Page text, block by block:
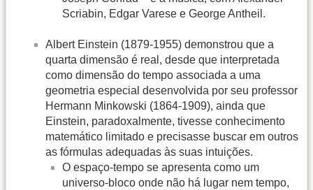
Scriabin, Edgar Varese e George Antheil.
Albert Einstein (1879-1955) demonstrou que a
quarta dimensão é real, desde que interpretada
como dimensão do tempo associada a uma
geometria especial desenvolvida por seu professor
Hermann Minkowski (1864-1909), ainda que
Einstein, paradoxalmente, tivesse conhecimento
matemático limitado e precisasse buscar em outros
as fórmulas adequadas às suas intuições.
O espaço-tempo se apresenta como um
universo-bloco onde não há lugar nem tempo,